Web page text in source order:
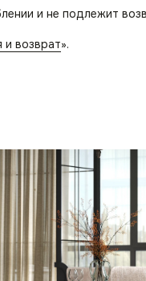
и не подлежит
и возврат».